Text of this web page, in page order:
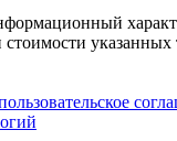
указанных